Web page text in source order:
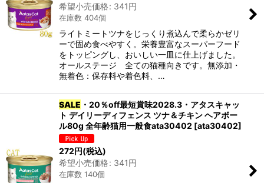
希望小売価格: 341円
在庫数 404個
ライトミートツナをじっくり煮込んで柔らかゼリ
ーで固め食べやすく。栄養豊富なスーパーフード
をトッピングし、おいしい一皿に仕上げました。
オールステージ 全ての猫種向きです。無添加・
無着色：保存料や着色料、…
SALE ・20％off最短賞味2028.3・アタスキャッ
ト デイリーディフェンス ツナ＆チキン ヘアボー
ル80g 全年齢猫用一般食ata30402 [ata30402]
272円(税込)
希望小売価格: 341円
在庫数 140個